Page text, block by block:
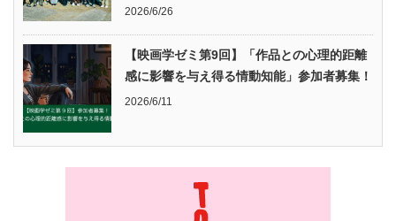
2026/6/26
【映画学ゼミ第9回】「作品との心理的距離
感に影響を与え得る情動知能」参加者募集！
2026/6/11